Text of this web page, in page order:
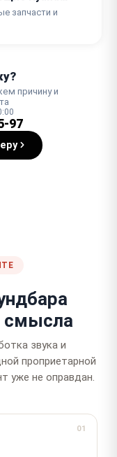
запчасти и
причину и
97
смысла
звука и
проприетарной
уже не оправдан.
01